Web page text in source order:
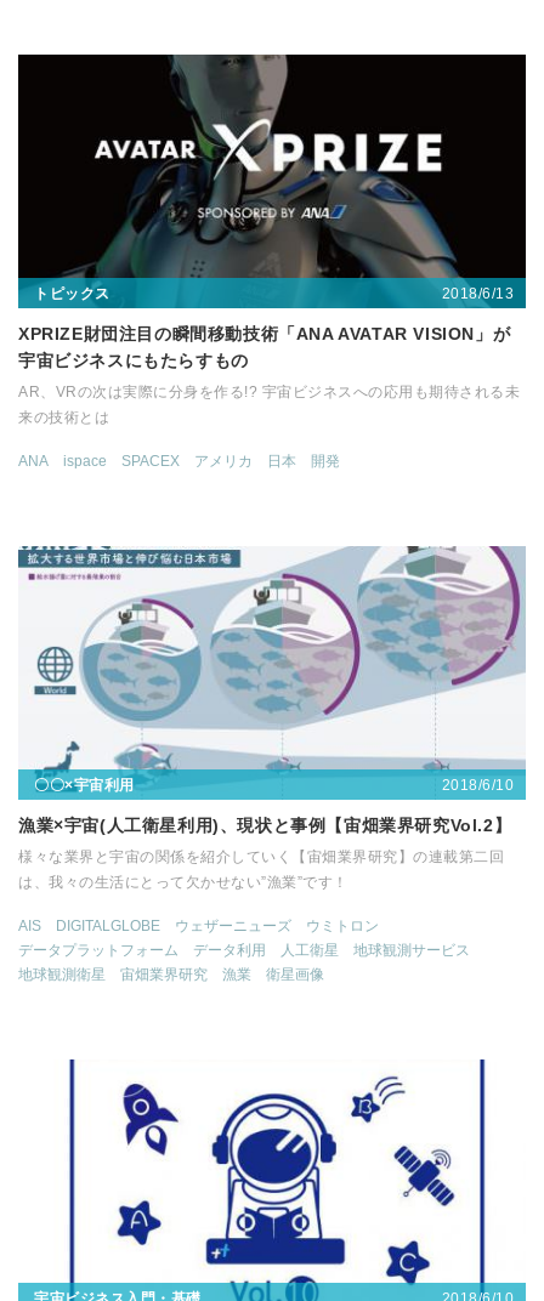
トピックス 2018/6/13
XPRIZE財団注目の瞬間移動技術「ANA AVATAR VISION」が
宇宙ビジネスにもたらすもの
AR、VRの次は実際に分身を作る!? 宇宙ビジネスへの応用も期待される未
来の技術とは
ANA ispace SPACEX アメリカ 日本 開発
〇〇×宇宙利用 2018/6/10
漁業×宇宙(人工衛星利用)、現状と事例【宙畑業界研究Vol.2】
様々な業界と宇宙の関係を紹介していく【宙畑業界研究】の連載第二回
は、我々の生活にとって欠かせない”漁業”です！
AIS DIGITALGLOBE ウェザーニューズ
ウミトロン
データプラットフォーム
データ利用 人工衛星
地球観測サービス
地球観測衛星
宙畑業界研究 漁業 衛星画像